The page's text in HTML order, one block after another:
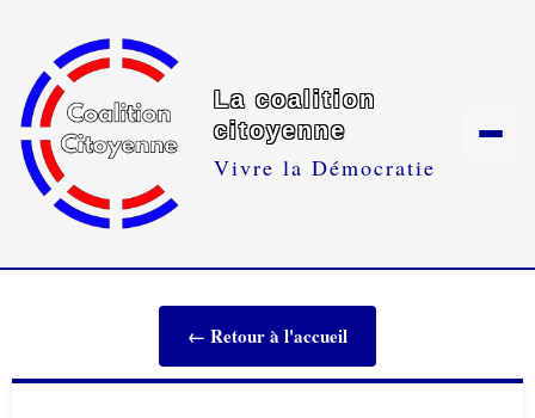
La coalition
citoyenne
Vivre la Démocratie
← Retour à l'accueil